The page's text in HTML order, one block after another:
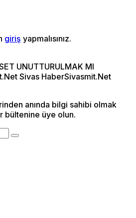
giriş yapmalısınız.
anında bilgi sahibi olmak
bültenine üye olun.